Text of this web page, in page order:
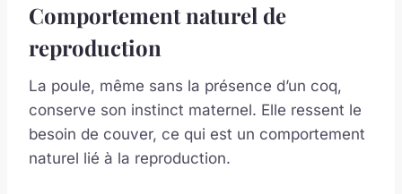
Comportement naturel de
reproduction
La poule, même sans la présence d’un coq,
conserve son instinct maternel. Elle ressent le
besoin de couver, ce qui est un comportement
naturel lié à la reproduction.